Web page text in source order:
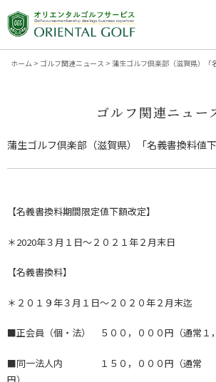
ホーム > ゴルフ関連ニュース > 蒲生ゴルフ倶楽部（滋賀県）「
ゴルフ関連ニュー
蒲生ゴルフ倶楽部（滋賀県）「名義書換料値下
【名義書換料期間限定値下額改定】
＊2020年３月１日～２０２１年２月末日
【名義書換料】
＊２０１９年３月１日～２０２０年２月末迄
■正会員（個・法） ５００，０００円（通常１
■同一法人内 １５０，０００円（通常
円）